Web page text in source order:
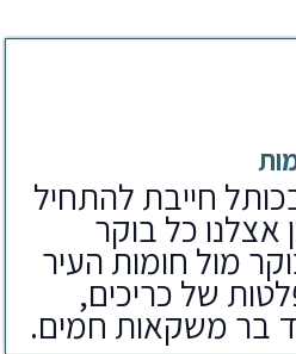
חייבת להתחיל
כל בוקר
מול חומות העיר
של כריכים,
בר משקאות חמים.